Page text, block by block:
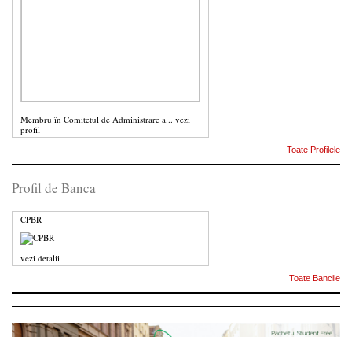
Membru în Comitetul de Administrare a... vezi
profil
Toate Profilele
Profil de Banca
CPBR
vezi detalii
Toate Bancile